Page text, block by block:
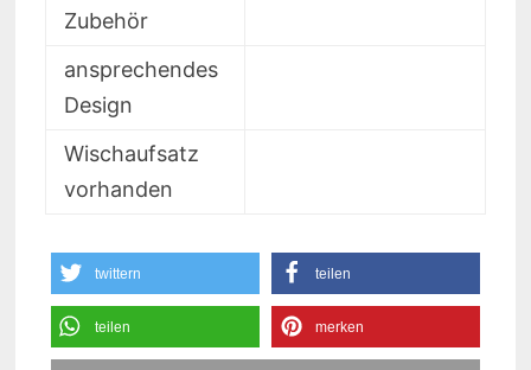
Zubehör
ansprechendes
Design
Wischaufsatz
vorhanden
twittern teilen
teilen merken